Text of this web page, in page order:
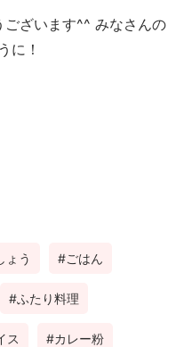
ざいます^^ みなさんの
に！
ょう ごはん
ふたり料理
ス カレー粉